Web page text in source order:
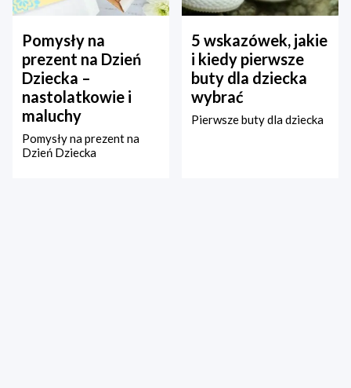
Pomysły na
prezent na Dzień
Dziecka –
nastolatkowie i
maluchy
Pomysły na prezent na
Dzień Dziecka
5 wskazówek, jakie
i kiedy pierwsze
buty dla dziecka
wybrać
Pierwsze buty dla dziecka